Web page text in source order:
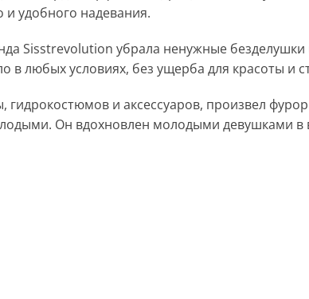
удобного надевания.
Sisstrevolution убрала ненужные
любых условиях, без ущерба для красоты и
и аксессуаров, произвел
Он вдохновлен молодыми девушками в